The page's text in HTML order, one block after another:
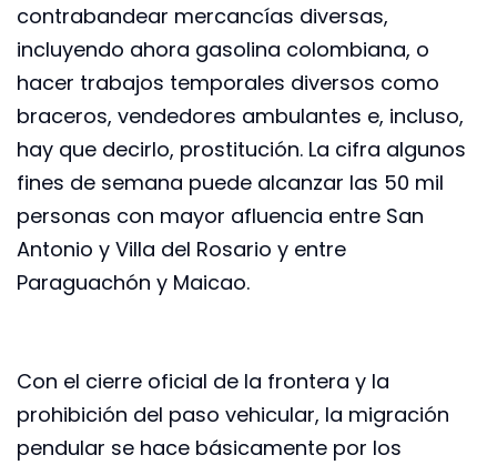
contrabandear mercancías diversas,
incluyendo ahora gasolina colombiana, o
hacer trabajos temporales diversos como
braceros, vendedores ambulantes e, incluso,
hay que decirlo, prostitución. La cifra algunos
fines de semana puede alcanzar las 50 mil
personas con mayor afluencia entre San
Antonio y Villa del Rosario y entre
Paraguachón y Maicao.
Con el cierre oficial de la frontera y la
prohibición del paso vehicular, la migración
pendular se hace básicamente por los